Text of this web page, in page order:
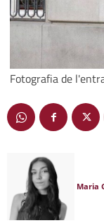
Fotografia de
Maria